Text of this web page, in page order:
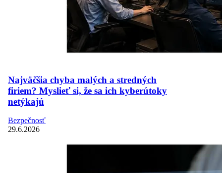
Najväčšia chyba malých a stredných
firiem? Myslieť si, že sa ich kyberútoky
netýkajú
Bezpečnosť
29.6.2026